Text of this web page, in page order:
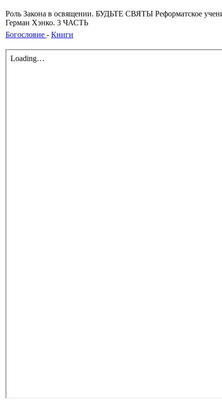
Роль Закона в освящении. БУДЬТЕ СВЯТЫ Реформатское
Герман Хэнко. 3 ЧАСТЬ
Богословие - Книги